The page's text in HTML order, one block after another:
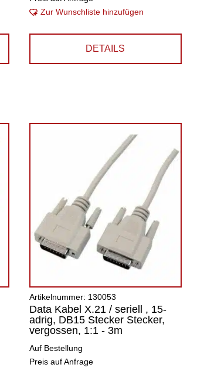
Zur Wunschliste hinzufügen
DETAILS
Artikelnummer: 130053
Data Kabel X.21 / seriell , 15-
adrig, DB15 Stecker Stecker,
vergossen, 1:1 - 3m
Auf Bestellung
Preis auf Anfrage